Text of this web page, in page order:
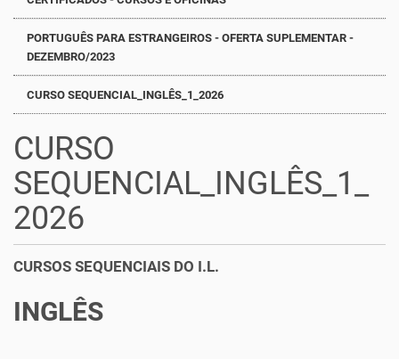
PORTUGUÊS PARA ESTRANGEIROS - OFERTA SUPLEMENTAR -
DEZEMBRO/2023
CURSO SEQUENCIAL_INGLÊS_1_2026
CURSO
SEQUENCIAL_INGLÊS_1_
2026
CURSOS SEQUENCIAIS DO I.L.
INGLÊS